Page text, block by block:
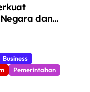
dan
Rp123,8
Business
Pemerintahan